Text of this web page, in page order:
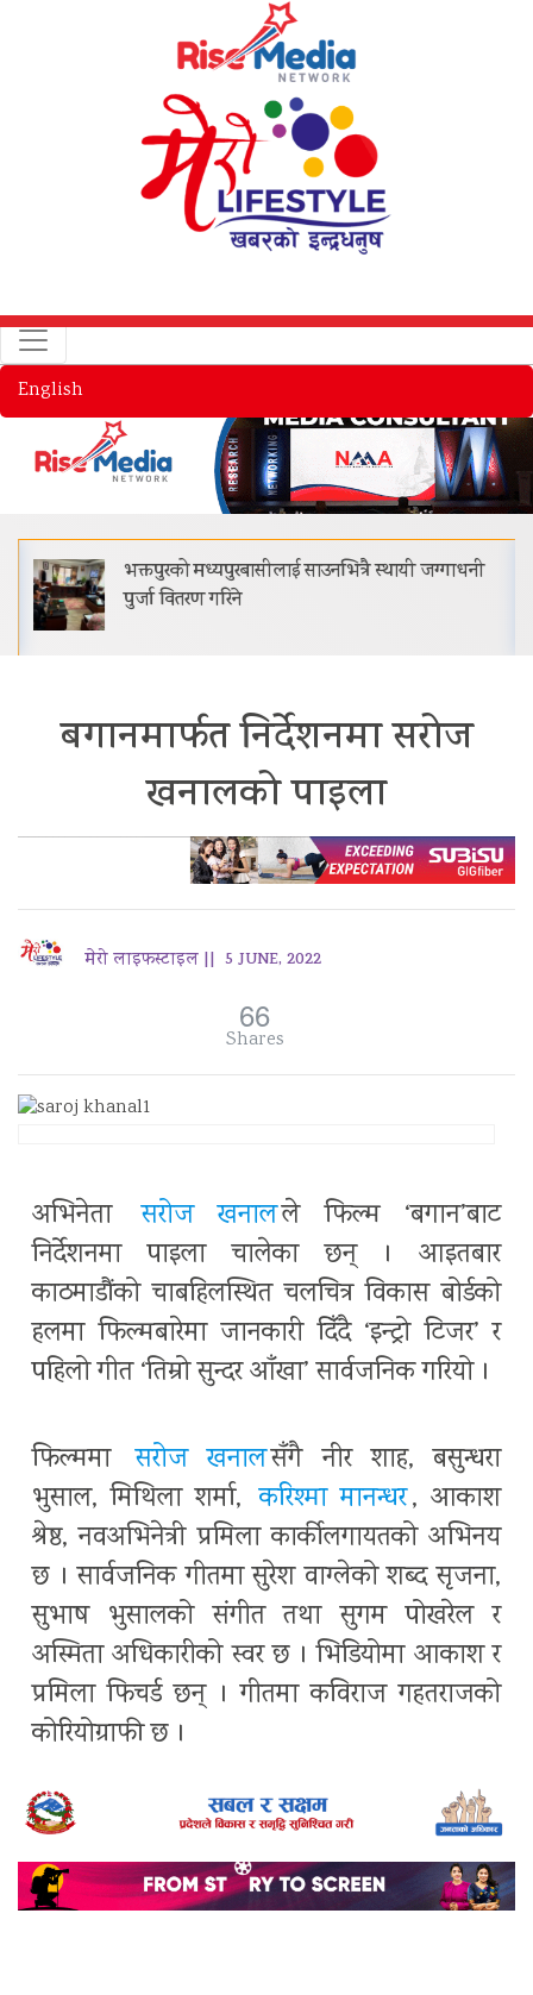
English
भक्तपुरको मध्यपुरबासीलाई साउनभित्रै स्थायी जग्गाधनी
पुर्जा वितरण गरिने
बगानमार्फत निर्देशनमा सरोज
खनालको पाइला
मेरो लाइफस्टाइल || 5 JUNE, 2022
66
Shares
अभिनेता सरोज खनालले फिल्म ‘बगान’बाट
निर्देशनमा पाइला चालेका छन् । आइतबार
काठमाडौंको चाबहिलस्थित चलचित्र विकास बोर्डको
हलमा फिल्मबारेमा जानकारी दिँदै ‘इन्ट्रो टिजर’ र
पहिलो गीत ‘तिम्रो सुन्दर आँखा’ सार्वजनिक गरियो ।
फिल्ममा सरोज खनालसँगै नीर शाह, बसुन्धरा
भुसाल, मिथिला शर्मा, करिश्मा मानन्धर, आकाश
श्रेष्ठ, नवअभिनेत्री प्रमिला कार्कीलगायतको अभिनय
छ । सार्वजनिक गीतमा सुरेश वाग्लेको शब्द सृजना,
सुभाष भुसालको संगीत तथा सुगम पोखरेल र
अस्मिता अधिकारीको स्वर छ । भिडियोमा आकाश र
प्रमिला फिचर्ड छन् । गीतमा कविराज गहतराजको
कोरियोग्राफी छ ।